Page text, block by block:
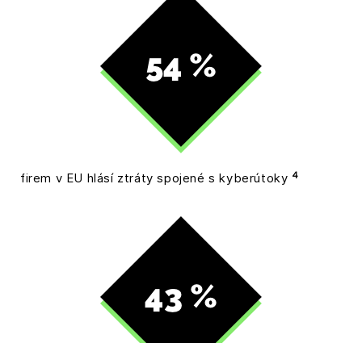
firem v EU hlásí ztráty spojené s kyberútoky 4